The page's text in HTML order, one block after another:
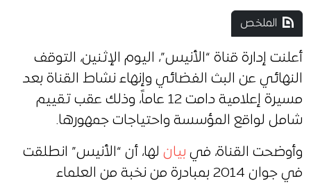
الملخص
أعلنت إدارة قناة “الأنيس”، اليوم الإثنين، التوقف
النهائي عن البث الفضائي وإنهاء نشاط القناة بعد
مسيرة إعلامية دامت 12 عاماً، وذلك عقب تقييم
شامل لواقع المؤسسة واحتياجات جمهورها.
وأوضحت القناة، في بيان لها، أن “الأنيس” انطلقت
في جوان 2014 بمبادرة من نخبة من العلماء